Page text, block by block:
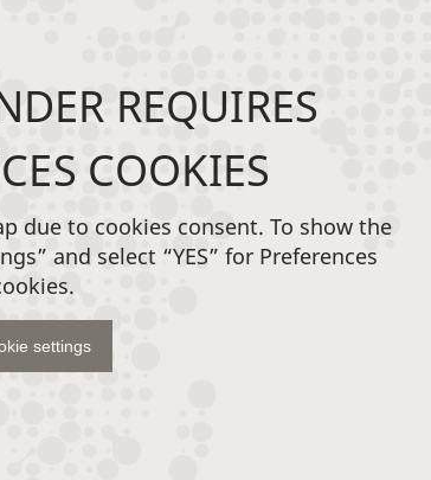
REQUIRES
COOKIES
due to cookies consent. To show the
and select “YES” for Preferences
settings